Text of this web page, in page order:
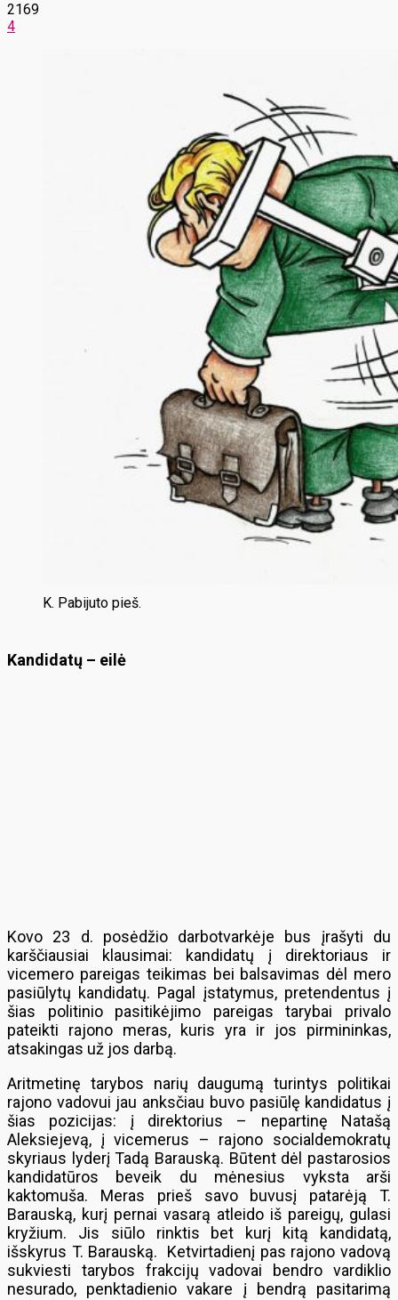
2169
4
K. Pabijuto pieš.
Kandidatų – eilė
Kovo 23 d. posėdžio darbotvarkėje bus įrašyti du
karščiausiai klausimai: kandidatų į direktoriaus ir
vicemero pareigas teikimas bei balsavimas dėl mero
pasiūlytų kandidatų. Pagal įstatymus, pretendentus į
šias politinio pasitikėjimo pareigas tarybai privalo
pateikti rajono meras, kuris yra ir jos pirmininkas,
atsakingas už jos darbą.
Aritmetinę tarybos narių daugumą turintys politikai
rajono vadovui jau anksčiau buvo pasiūlę kandidatus į
šias pozicijas: į direktorius – nepartinę Natašą
Aleksiejevą, į vicemerus – rajono socialdemokratų
skyriaus lyderį Tadą Barauską. Būtent dėl pastarosios
kandidatūros beveik du mėnesius vyksta arši
kaktomuša. Meras prieš savo buvusį patarėją T.
Barauską, kurį pernai vasarą atleido iš pareigų, gulasi
kryžium. Jis siūlo rinktis bet kurį kitą kandidatą,
išskyrus T. Barauską. Ketvirtadienį pas rajono vadovą
sukviesti tarybos frakcijų vadovai bendro vardiklio
nesurado, penktadienio vakare į bendrą pasitarimą